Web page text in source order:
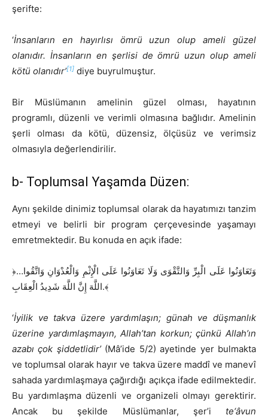
şerifte:
‘İnsanların en hayırlısı ömrü uzun olup ameli güzel
olanıdır. İnsanların en şerlisi de ömrü uzun olup ameli
kötü olanıdır’[1] diye buyrulmuştur.
Bir Müslümanın amelinin güzel olması, hayatının
programlı, düzenli ve verimli olmasına bağlıdır. Amelinin
şerli olması da kötü, düzensiz, ölçüsüz ve verimsiz
olmasıyla değerlendirilir.
b- Toplumsal Yaşamda Düzen:
Aynı şekilde dinimiz toplumsal olarak da hayatımızı tanzim
etmeyi ve belirli bir program çerçevesinde yaşamayı
emretmektedir. Bu konuda en açık ifade:
﴿…وَتَعَاوَنُوا عَلَى الْبِرِّ وَالتَّقْوَى وَلَا تَعَاوَنُوا عَلَى الْإِثْمِ وَالْعُدْوَانِ وَاتَّقُوا
اللَّهَ إِنَّ اللَّهَ شَدِيدُ الْعِقَابِ.﴾
‘İyilik ve takva üzere yardımlaşın; günah ve düşmanlık
üzerine yardımlaşmayın, Allah’tan korkun; çünkü Allah’ın
azabı çok şiddetlidir’(Mâ’ide 5/2) ayetinde yer bulmakta
ve toplumsal olarak hayır ve takva üzere maddî ve manevî
sahada yardımlaşmaya çağırdığı açıkça ifade edilmektedir.
Bu yardımlaşma düzenli ve organizeli olmayı gerektirir.
Ancak bu şekilde Müslümanlar, şer’i te‘âvun